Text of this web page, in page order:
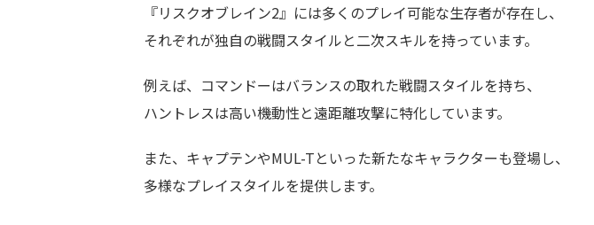
『リスクオブレイン2』には多くのプレイ可能な生存者が存在し、
それぞれが独自の戦闘スタイルと二次スキルを持っています。
例えば、コマンドーはバランスの取れた戦闘スタイルを持ち、
ハントレスは高い機動性と遠距離攻撃に特化しています。
また、キャプテンやMUL-Tといった新たなキャラクターも登場し、
多様なプレイスタイルを提供します。